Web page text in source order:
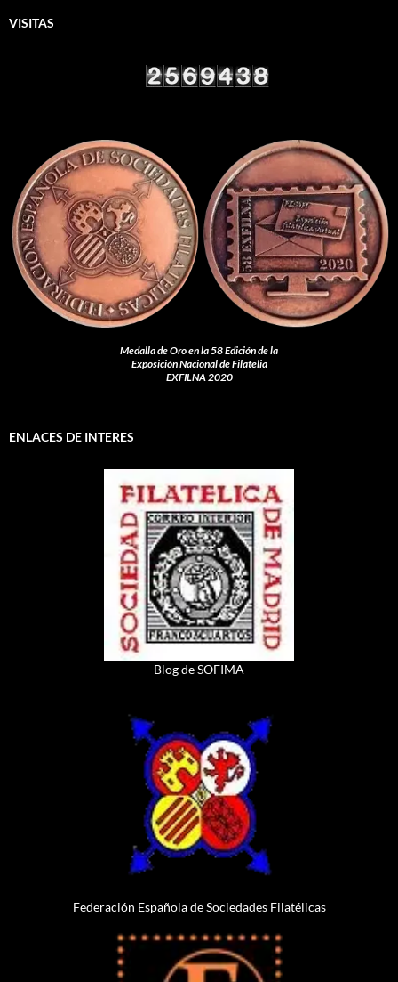
VISITAS
Medalla de Oro en la 58 Edición de la
Exposición Nacional de Filatelia
EXFILNA 2020
ENLACES DE INTERES
Blog de SOFIMA
Federación Española de Sociedades Filatélicas